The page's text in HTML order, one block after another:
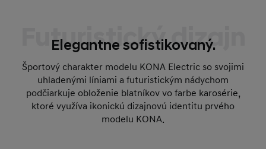
Futuristický dizajn
Elegantne sofistikovaný.
Športový charakter modelu KONA Electric so svojimi
uhladenými líniami a futuristickým nádychom
podčiarkuje obloženie blatníkov vo farbe karosérie,
ktoré využíva ikonickú dizajnovú identitu prvého
modelu KONA.